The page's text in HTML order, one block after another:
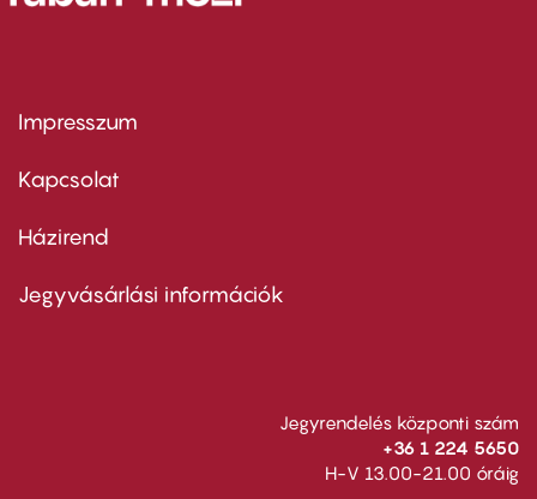
Footer
first
Impresszum
Kapcsolat
Footer
second
Házirend
Jegyvásárlási információk
Jegyrendelés központi szám
+36 1 224 5650
H-V 13.00-21.00 óráig